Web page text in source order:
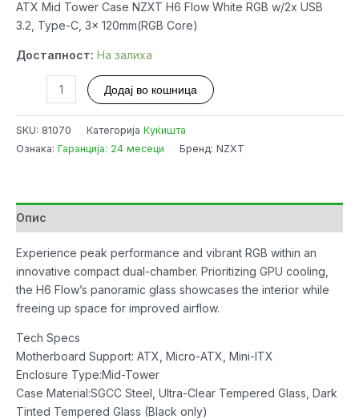
ATX Mid Tower Case NZXT H6 Flow White RGB w/2x USB
3.2, Type-C, 3x 120mm(RGB Core)
Достапност: На залиха
Tower
White
RGB
w/2x
USB
3.2,
Type-
3x
120mm(RGB
Core)
количина
Додај во кошница
SKU: 81070 Категорија Куќишта
Ознака: Гаранција: 24 месеци Бренд: NZXT
Опис
Experience peak performance and vibrant RGB within an
innovative compact dual-chamber. Prioritizing GPU cooling,
the H6 Flow’s panoramic glass showcases the interior while
freeing up space for improved airflow.
Tech Specs
Motherboard Support: ATX, Micro-ATX, Mini-ITX
Enclosure Type:Mid-Tower
Case Material:SGCC Steel, Ultra-Clear Tempered Glass, Dark
Tinted Tempered Glass (Black only)